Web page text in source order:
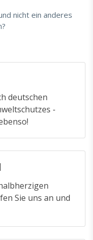
nicht ein anderes
deutschen
-
Sie uns an und